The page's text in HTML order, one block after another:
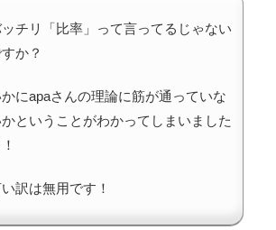
チリ「比率」って言ってるじゃない
か？
かにapaさんの理論に筋が通っていな
かということがわかってしまいました
訳は無用です！